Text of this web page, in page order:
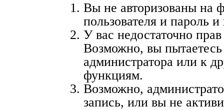
Вы не авторизованы на
пользователя и пароль
У вас недостаточно
Возможно, вы
администратора или к
функциям.
Возможно,
запись, или вы не